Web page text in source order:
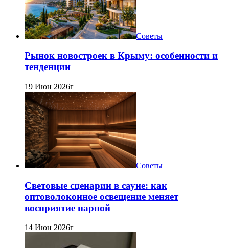
Советы
Рынок новостроек в Крыму: особенности и
тенденции
19 Июн 2026г
Советы
Световые сценарии в сауне: как
оптоволоконное освещение меняет
восприятие парной
14 Июн 2026г